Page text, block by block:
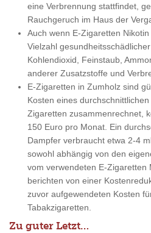
eine Verbrennung stattfindet,
Rauchgeruch im Haus der
Auch wenn E-Zigaretten
Vielzahl
Kohlendioxid, Feinstaub,
anderer Zusatzstoffe und
E-Zigaretten in Zumholz sind
Kosten eines
Zigaretten zusammenrechnet,
150 Euro pro Monat. Ein
Dampfer verbraucht etwa 2-4
sowohl abhängig von den
vom verwendeten E-Zigaretten
berichten von einer
zuvor aufgewendeten Kosten
Tabakzigaretten.
Zu guter Letzt…